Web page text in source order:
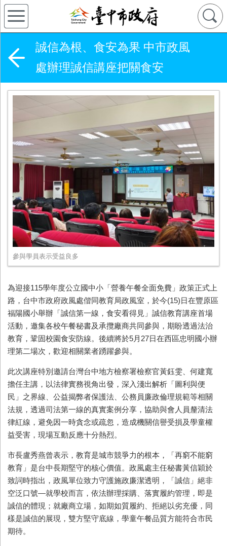
誠信為根、食安為果 中市政風
處辦理誠信講座把關食安
參與學員表示受益良多
為迎接115學年度公立國中小「營養午餐全面免費」政策正式上
路，台中市政府政風處偕同教育局政風室，於今(15)日在豐原區
福陽國小舉辦「誠信第一線，食安看得見」誠信教育講座首場
活動，邀集各校午餐秘書及承攬廠商共同參與，期盼透過法治
教育，鞏固校園食安防線。後續將於5月27日在西區忠明國小辦
理第二場次，歡迎相關業者踴躍參與。
此次講座特別邀請台灣台中地方檢察署檢察官黃鈺雯、何建寬
擔任主講，以法律實務視角出發，深入淺出解析「圖利與便
民」之界線、公益揭弊者保護法、公務員廉政倫理規範等相關
法規，透過司法第一線的真實案例分享，協助與會人員釐清法
律紅線，避免因一時貪念或疏忽，造成機關信譽受損及學童權
益受害，現場互動反應十分熱烈。
市長盧秀燕曾表示，教育是城市競爭力的根本，「再窮不能窮
教育」是台中長期堅守的核心價值。政風處主任秘書黃信穎於
致詞時指出，政風單位致力守護施政廉潔透明，「誠信」絕非
空泛口號—就學校而言，依法辦理採購、落實履約管理，即是
誠信的體現；就廠商立場，如期如質履約、拒絕以劣充優，同
樣是誠信的展現，雙方堅守底線，學童午餐品質方能符合市民
期待。